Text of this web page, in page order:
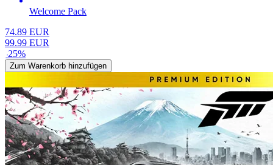
Welcome Pack
74.89 EUR
99.99 EUR
-25%
Zum Warenkorb hinzufügen